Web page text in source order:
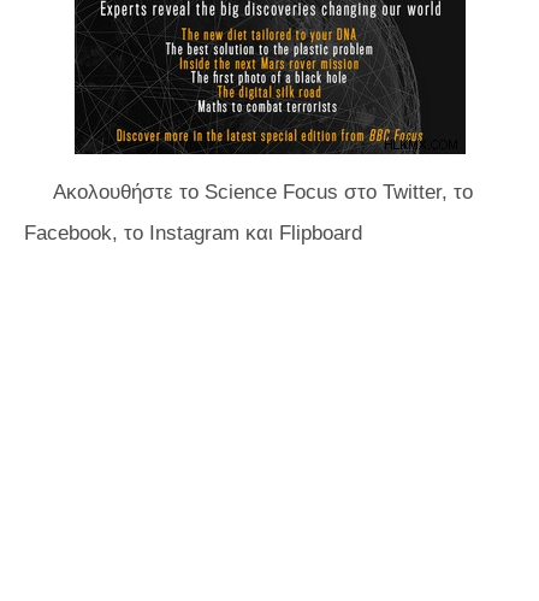
Ακολουθήστε το Science Focus στο Twitter, το
Facebook, το Instagram και Flipboard